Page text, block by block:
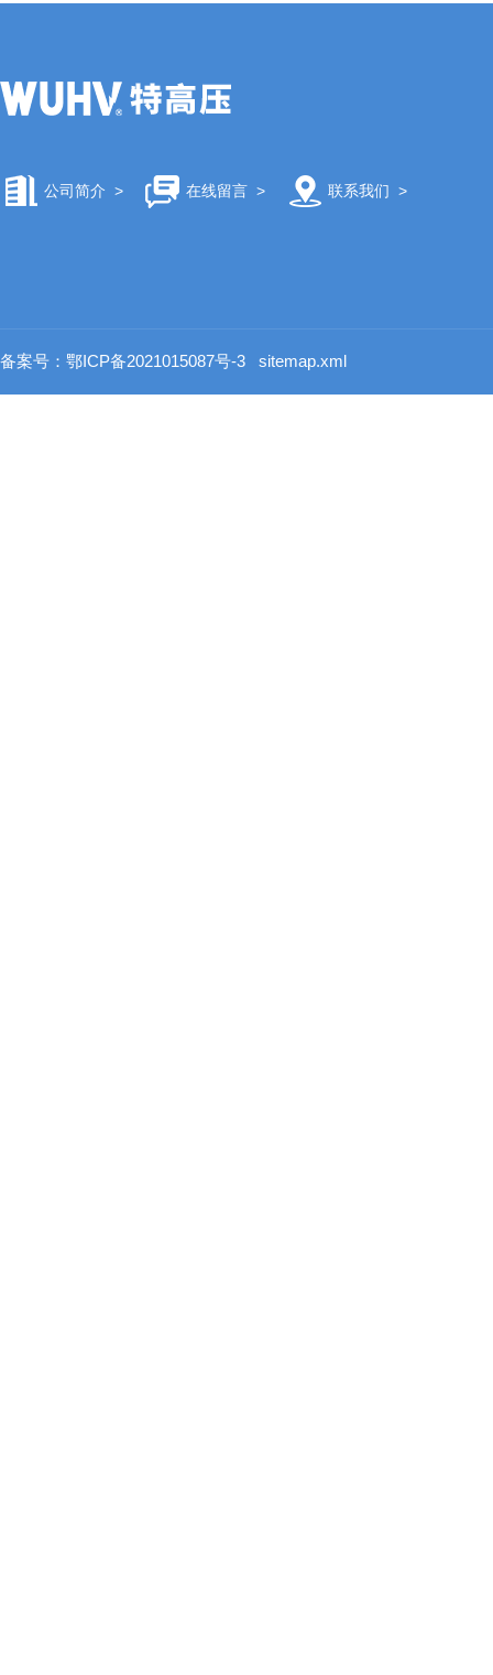
公司简介 > 在线留言> 联系我们 >
备案号：鄂ICP备2021015087号-3 sitemap.xml